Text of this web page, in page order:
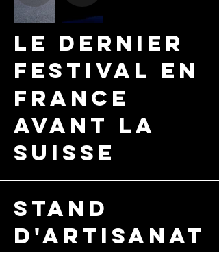
le dernier
festival en
france
avant la
suisse
stand
d'artisanat